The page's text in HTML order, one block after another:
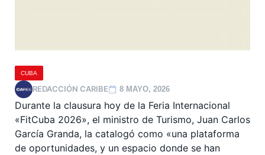
CUBA
REDACCIÓN CARIBE 8 MAYO, 2026
Durante la clausura hoy de la Feria Internacional
«FitCuba 2026», el ministro de Turismo, Juan Carlos
García Granda, la catalogó como «una plataforma
de oportunidades, y un espacio donde se han